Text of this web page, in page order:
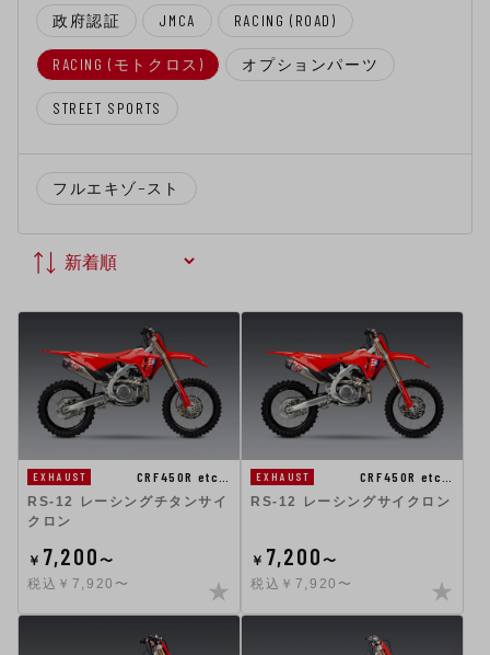
政府認証 JMCA RACING (ROAD)
RACING (モトクロス) オプションパーツ
STREET SPORTS
フルエキゾ−スト
EXHAUST
CRF450R etc…
RS-12 レーシングチタンサイ
クロン
￥ 7,200〜
税込￥7,920〜
EXHAUST
CRF450R etc…
RS-12 レーシングサイクロン
￥ 7,200〜
税込￥7,920〜